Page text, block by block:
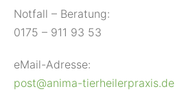
Notfall – Beratung:
0175 – 911 93 53
eMail-Adresse:
post@anima-tierheilerpraxis.de